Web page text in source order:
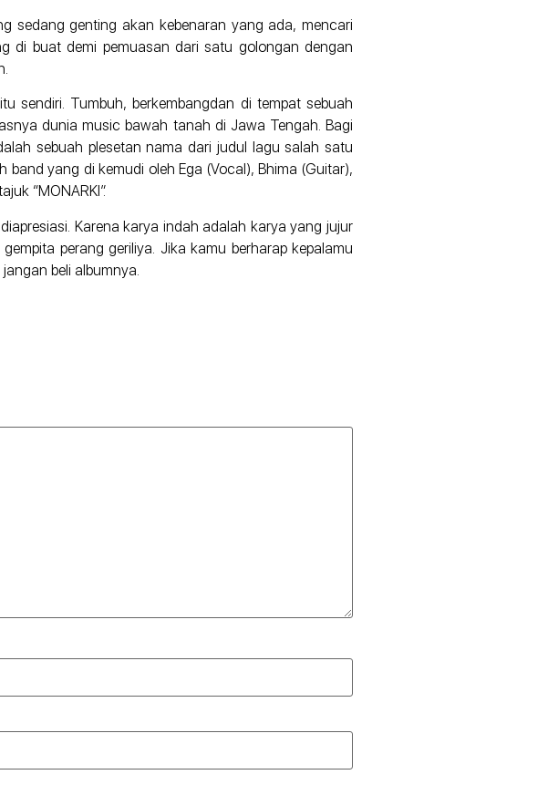
sedang genting akan kebenaran yang ada, mencari
di buat demi pemuasan dari satu golongan dengan
sendiri. Tumbuh, berkembangdan di tempat sebuah
dunia music bawah tanah di Jawa Tengah. Bagi
sebuah plesetan nama dari judul lagu salah satu
yang di kemudi oleh Ega (Vocal), Bhima (Guitar),
“MONARKI”.
Karena karya indah adalah karya yang jujur
perang geriliya. Jika kamu berharap kepalamu
beli albumnya.